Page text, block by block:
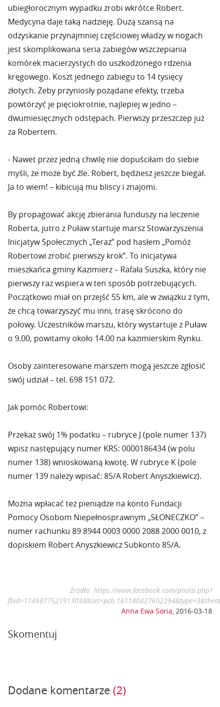
ubiegłorocznym wypadku zrobi wkrótce Robert.
Medycyna daje taką nadzieję. Dużą szansą na
odzyskanie przynajmniej częściowej władzy w nogach
jest skomplikowana seria zabiegów wszczepiania
komórek macierzystych do uszkodzonego rdzenia
kręgowego. Koszt jednego zabiegu to 14 tysięcy
złotych. Żeby przyniosły pożądane efekty, trzeba
powtórzyć je pięciokrotnie, najlepiej w jedno –
dwumiesięcznych odstępach. Pierwszy przeszczep już
za Robertem.
- Nawet przez jedną chwilę nie dopuściłam do siebie
myśli, że może być źle. Robert, będziesz jeszcze biegał.
Ja to wiem! – kibicują mu bliscy i znajomi.
By propagować akcję zbierania funduszy na leczenie
Roberta, jutro z Puław startuje marsz Stowarzyszenia
Inicjatyw Społecznych „Teraz” pod hasłem „Pomóż
Robertowi zrobić pierwszy krok”. To inicjatywa
mieszkańca gminy Kazimierz – Rafała Suszka, który nie
pierwszy raz wspiera w ten sposób potrzebujących.
Początkowo miał on przejść 55 km, ale w związku z tym,
że chcą towarzyszyć mu inni, trasę skrócono do
połowy. Uczestników marszu, który wystartuje z Puław
o 9.00, powitamy około 14.00 na kazimierskim Rynku.
Osoby zainteresowane marszem mogą jeszcze zgłosić
swój udział – tel. 698 151 072.
Jak pomóc Robertowi:
Przekaż swój 1% podatku – rubryce J (pole numer 137)
wpisz następujący numer KRS: 0000186434 (w polu
numer 138) wnioskowaną kwotę. W rubryce K (pole
numer 139 należy wpisać: 85/A Robert Anyszkiewicz).
Można wpłacać też pieniądze na konto Fundacji
Pomocy Osobom Niepełnosprawnym „SŁONECZKO” –
numer rachunku 89 8944 0003 0000 2088 2000 0010, z
dopiskiem Robert Anyszkiewicz Subkonto 85/A.
Źródło: https://www.facebook.com/photo.php?
Anna Ewa Soria, 2016-03-18
Skomentuj
Dodane komentarze (2)